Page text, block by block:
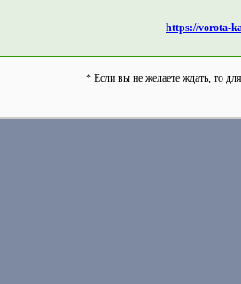
https://vorota-
* Если вы не желаете ждать, то